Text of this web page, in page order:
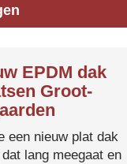
EPDM dak
Groot-
een nieuw plat dak
lang meegaat en